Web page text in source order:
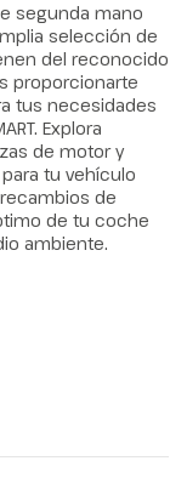
segunda mano
selección de
del reconocido
proporcionarte
tus necesidades
Explora
de motor y
tu vehículo
de
de tu coche
ambiente.